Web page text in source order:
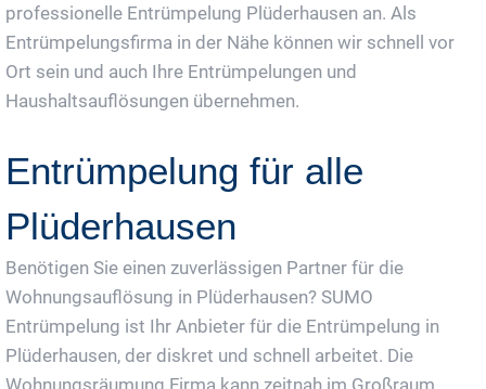
professionelle Entrümpelung Plüderhausen an. Als
Entrümpelungsfirma in der Nähe können wir schnell vor
Ort sein und auch Ihre Entrümpelungen und
Haushaltsauflösungen übernehmen.
Entrümpelung für alle
Plüderhausen
Benötigen Sie einen zuverlässigen Partner für die
Wohnungsauflösung in Plüderhausen? SUMO
Entrümpelung ist Ihr Anbieter für die Entrümpelung in
Plüderhausen, der diskret und schnell arbeitet. Die
Wohnungsräumung Firma kann zeitnah im Großraum